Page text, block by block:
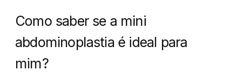
Como saber se a mini
abdominoplastia é ideal para
mim?